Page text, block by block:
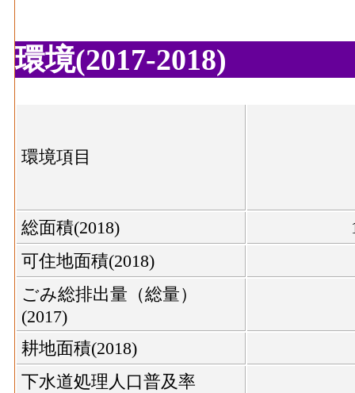
環境(2017-2018)
環境項目
総面積(2018)
可住地面積(2018)
ごみ総排出量（総量）
(2017)
耕地面積(2018)
下水道処理人口普及率